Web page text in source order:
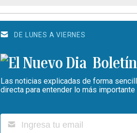
DE LUNES A VIERNES
Las noticias explicadas de forma
directa para entender lo más importante